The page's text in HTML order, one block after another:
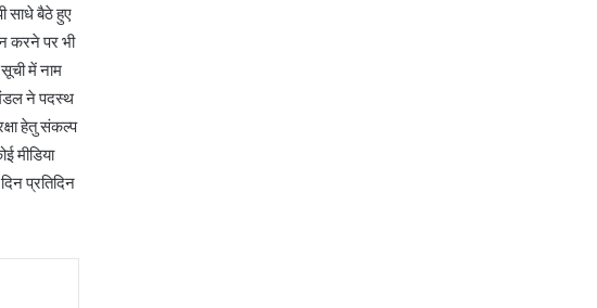
साधे बैठे हुए
करने पर भी
में नाम
मंडल ने पदस्थ
हेतु संकल्प
मीडिया
प्रतिदिन